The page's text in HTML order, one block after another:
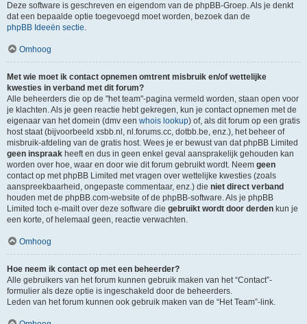
Deze software is geschreven en eigendom van de phpBB-Groep. Als je denkt
dat een bepaalde optie toegevoegd moet worden, bezoek dan de
phpBB Ideeën sectie.
Omhoog
Met wie moet ik contact opnemen omtrent misbruik en/of wettelijke
kwesties in verband met dit forum?
Alle beheerders die op de "het team"-pagina vermeld worden, staan open voor
je klachten. Als je geen reactie hebt gekregen, kun je contact opnemen met de
eigenaar van het domein (dmv een whois lookup) of, als dit forum op een gratis
host staat (bijvoorbeeld xsbb.nl, nl.forums.cc, dotbb.be, enz.), het beheer of
misbruik-afdeling van de gratis host. Wees je er bewust van dat phpBB Limited
geen inspraak heeft en dus in geen enkel geval aansprakelijk gehouden kan
worden over hoe, waar en door wie dit forum gebruikt wordt. Neem geen
contact op met phpBB Limited met vragen over wettelijke kwesties (zoals
aanspreekbaarheid, ongepaste commentaar, enz.) die niet direct verband
houden met de phpBB.com-website of de phpBB-software. Als je phpBB
Limited toch e-mailt over deze software die gebruikt wordt door derden kun je
een korte, of helemaal geen, reactie verwachten.
Omhoog
Hoe neem ik contact op met een beheerder?
Alle gebruikers van het forum kunnen gebruik maken van het “Contact”-
formulier als deze optie is ingeschakeld door de beheerders.
Leden van het forum kunnen ook gebruik maken van de “Het Team”-link.